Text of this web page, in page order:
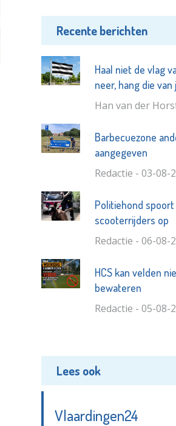
Recente berichten
Haal niet de vlag
neer, hang die
Han van der
Barbecuezone
aangegeven
Redactie - 03-08-
Politiehond
scooterrijders op
Redactie - 06-08-
HCS kan velden
bewateren
Redactie - 05-08-
Lees ook
Vlaardingen24